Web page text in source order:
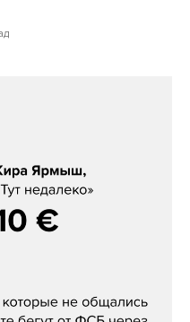
недалеко»